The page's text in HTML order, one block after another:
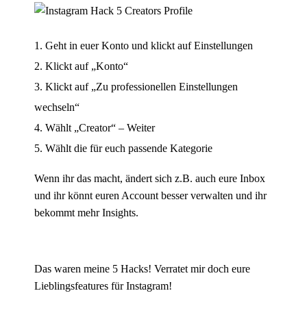
Geht in euer Konto und klickt auf Einstellungen
Klickt auf „Konto“
Klickt auf „Zu professionellen Einstellungen
wechseln“
Wählt „Creator“ – Weiter
Wählt die für euch passende Kategorie
Wenn ihr das macht, ändert sich z.B. auch eure Inbox
und ihr könnt euren Account besser verwalten und ihr
bekommt mehr Insights.
Das waren meine 5 Hacks! Verratet mir doch eure
Lieblingsfeatures für Instagram!